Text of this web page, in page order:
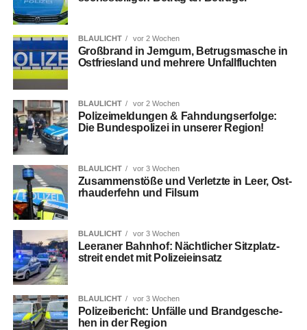
BLAULICHT vor 2 Wochen
Groß­brand in Jem­gum, Betrugs­ma­sche in
Ost­fries­land und meh­re­re Unfallfluchten
BLAULICHT vor 2 Wochen
Poli­zei­mel­dun­gen & Fahn­dungs­er­fol­ge:
Die Bun­des­po­li­zei in unse­rer Region!
BLAULICHT vor 3 Wochen
Zusam­men­stö­ße und Ver­letz­te in Leer, Ost­
rhau­der­fehn und Filsum
BLAULICHT vor 3 Wochen
Leera­ner Bahn­hof: Nächt­li­cher Sitz­platz­
streit endet mit Polizeieinsatz
BLAULICHT vor 3 Wochen
Poli­zei­be­richt: Unfäl­le und Brand­ge­sche­
hen in der Region